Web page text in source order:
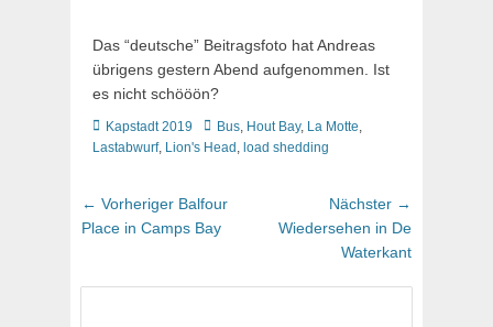
Das “deutsche” Beitragsfoto hat Andreas
übrigens gestern Abend aufgenommen. Ist
es nicht schööön?
Kategorien
Kapstadt 2019 Schlagworte
Bus, Hout Bay, La Motte,
Lastabwurf, Lion's Head , load shedding
Beitragsnavigation
← Vorheriger Vorheriger
Beitrag:
Balfour
Place in Camps Bay
Nächster →
Beitrag:
Wiedersehen in De
Waterkant